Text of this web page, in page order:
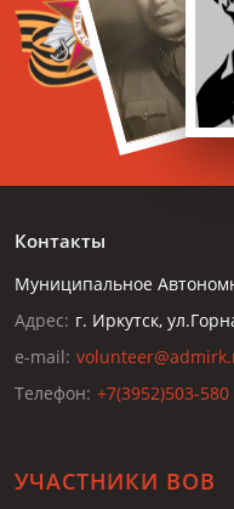
Контакты
Муниципальное
Адрес: г. Иркутск,
e-mail:
Телефон: +7(3952)503-580
УЧАСТНИКИ ВОВ